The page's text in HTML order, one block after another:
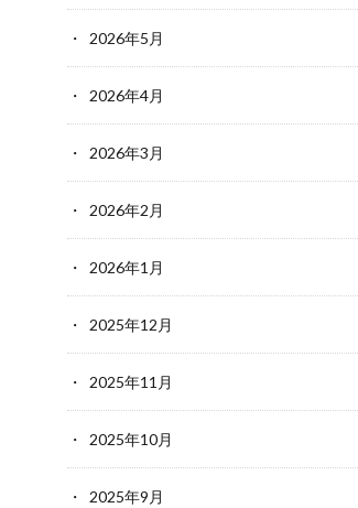
2026年5月
2026年4月
2026年3月
2026年2月
2026年1月
2025年12月
2025年11月
2025年10月
2025年9月